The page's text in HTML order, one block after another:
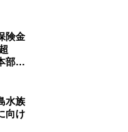
険金
超
部解
水族
向け